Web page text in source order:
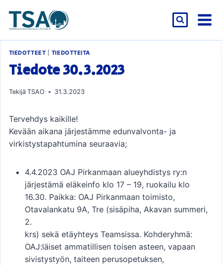
sisältöön
TIEDOTTEET TIEDOTTEITA
Tiedote 30.3.2023
Tekijä TSAO 31.3.2023
Tervehdys kaikille!
Kevään aikana järjestämme edunvalvonta- ja
virkistystapahtumina seuraavia;
4.4.2023 OAJ Pirkanmaan alueyhdistys ry:n
järjestämä eläkeinfo klo 17 – 19, ruokailu klo
16.30. Paikka: OAJ Pirkanmaan toimisto,
Otavalankatu 9A, Tre (sisäpiha, Akavan summeri,
2.
krs) sekä etäyhteys Teamsissa. Kohderyhmä:
OAJ:läiset ammatillisen toisen asteen, vapaan
sivistystyön, taiteen perusopetuksen,